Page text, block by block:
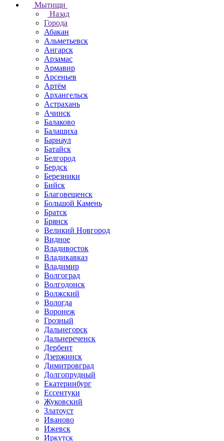
Мытищи
Назад
Города
Абакан
Альметьевск
Ангарск
Арзамас
Армавир
Арсеньев
Артём
Архангельск
Астрахань
Ачинск
Балаково
Балашиха
Барнаул
Батайск
Белгород
Бердск
Березники
Бийск
Благовещенск
Большой Камень
Братск
Брянск
Великий Новгород
Видное
Владивосток
Владикавказ
Владимир
Волгоград
Волгодонск
Волжский
Вологда
Воронеж
Грозный
Дальнегорск
Дальнереченск
Дербент
Дзержинск
Димитровград
Долгопрудный
Екатеринбург
Ессентуки
Жуковский
Златоуст
Иваново
Ижевск
Иркутск